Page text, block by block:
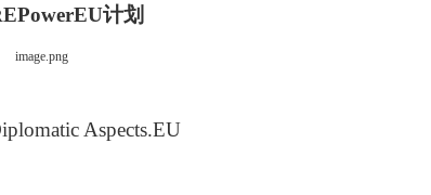
EPowerEU计划
Aspects.EU